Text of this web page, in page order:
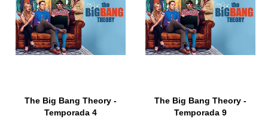
The Big Bang Theory -
Temporada 4
The Big Bang Theory -
Temporada 9